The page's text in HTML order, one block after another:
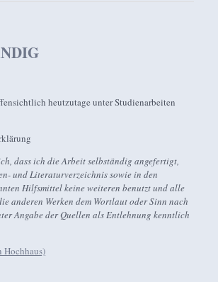
heutzutage unter Studienarbeiten
dass ich die Arbeit selbständig angefertigt,
und Literaturverzeichnis sowie in den
Hilfsmittel keine weiteren benutzt und alle
anderen Werken dem Wortlaut oder Sinn nach
Angabe der Quellen als Entlehnung kenntlich
Hochhaus)